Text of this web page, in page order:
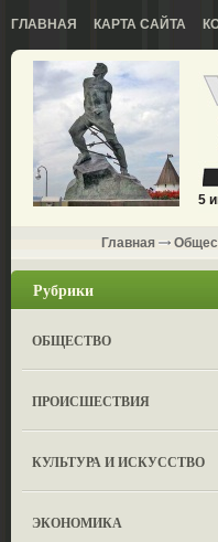
ГЛАВНАЯ КАРТА САЙТА
5
Главная
Рубрики
ОБЩЕСТВО
ПРОИСШЕСТВИЯ
КУЛЬТУРА И ИСКУССТВО
ЭКОНОМИКА